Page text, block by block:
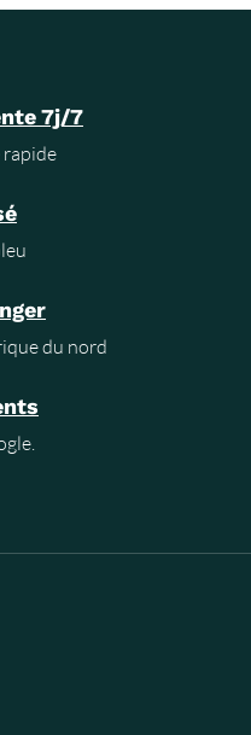
7j/7
rapide
du nord